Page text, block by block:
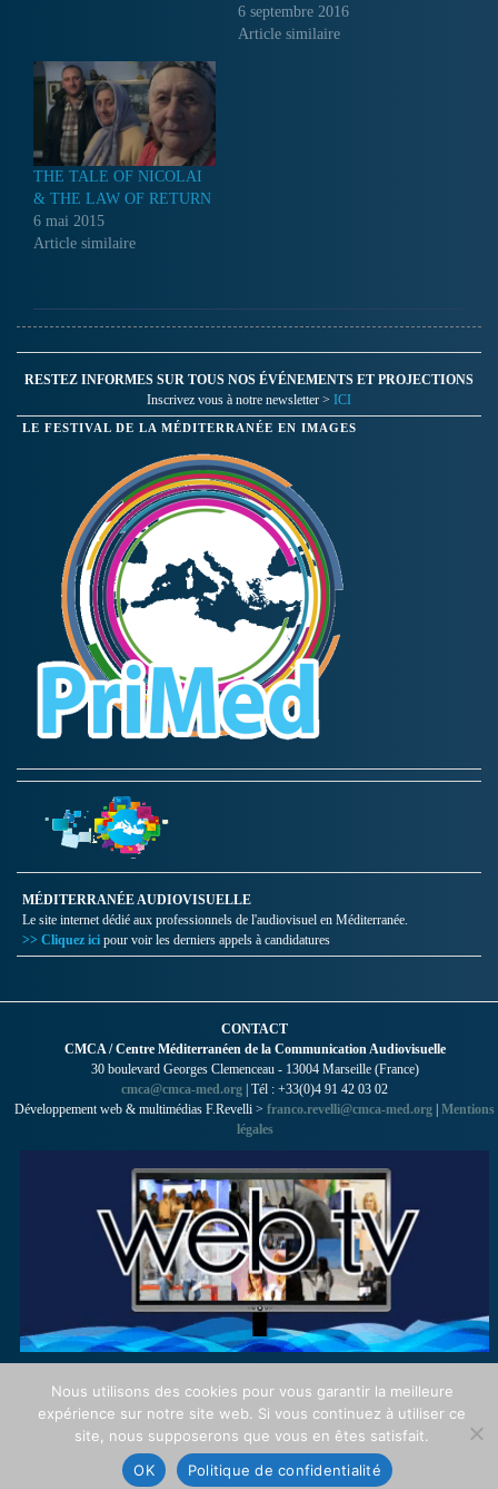
6 septembre 2016
Article similaire
THE TALE OF NICOLAI
& THE LAW OF RETURN
6 mai 2015
Article similaire
RESTEZ INFORMES SUR TOUS NOS ÉVÉNEMENTS ET PROJECTIONS
Inscrivez vous à notre newsletter > ICI
LE FESTIVAL DE LA MÉDITERRANÉE EN IMAGES
MÉDITERRANÉE AUDIOVISUELLE
Le site internet dédié aux professionnels de l'audiovisuel en Méditerranée.
>> Cliquez ici pour voir les derniers appels à candidatures
CONTACT
CMCA / Centre Méditerranéen de la Communication Audiovisuelle
30 boulevard Georges Clemenceau - 13004 Marseille (France)
cmca@cmca-med.org | Tél : +33(0)4 91 42 03 02
Développement web & multimédias F.Revelli > franco.revelli@cmca-med.org | Mentions
légales
Nous utilisons des cookies pour vous garantir la meilleure
expérience sur notre site web. Si vous continuez à utiliser ce
site, nous supposerons que vous en êtes satisfait.
OK
Politique de confidentialité